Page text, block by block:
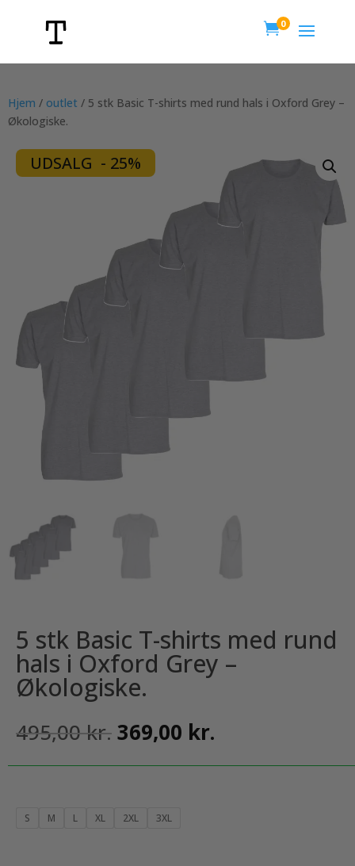
0
Hjem / outlet / 5 stk Basic T-shirts med rund hals i Oxford Grey –
Økologiske.
UDSALG - 25%
5 stk Basic T-shirts med rund
hals i Oxford Grey –
Økologiske.
495,00kr.Den
oprindelige
pris
369,00 kr.
pris
S M L XL 2XL 3XL